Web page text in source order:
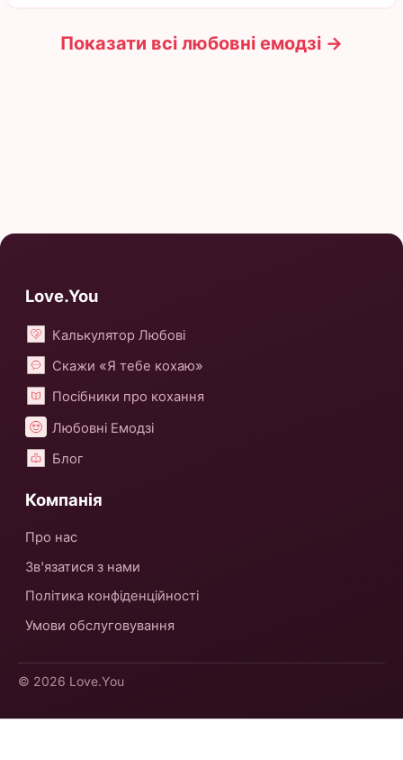
Показати всі любовні емодзі →
Love.You
Калькулятор Любові
Скажи «Я тебе кохаю»
Посібники про кохання
Любовні Емодзі
Блог
Компанія
Про нас
Зв'язатися з нами
Політика конфіденційності
Умови обслуговування
© 2026 Love.You